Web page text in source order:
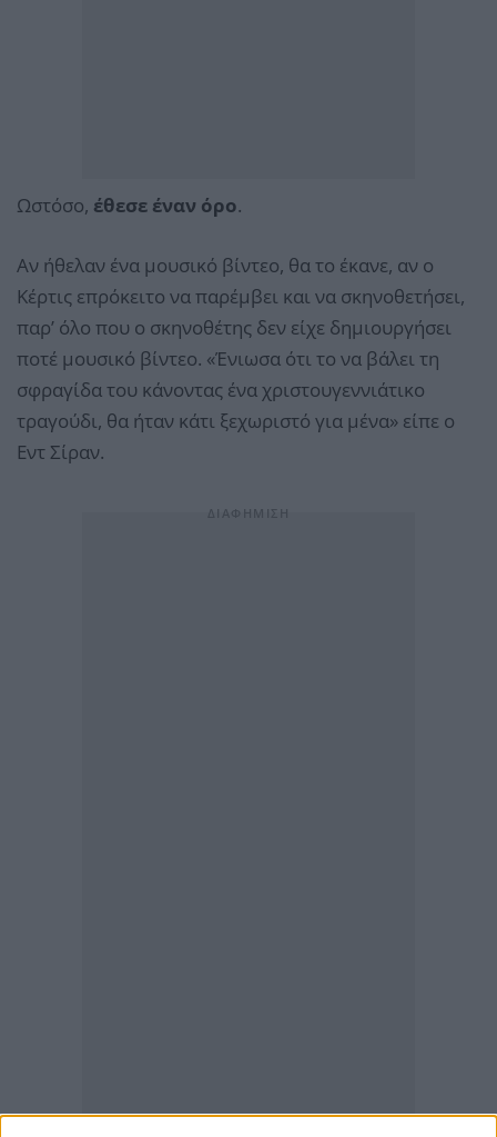
Ωστόσο, έθεσε έναν όρο.
Αν ήθελαν ένα μουσικό βίντεο, θα το έκανε, αν ο
Κέρτις επρόκειτο να παρέμβει και να σκηνοθετήσει,
παρ’ όλο που ο σκηνοθέτης δεν είχε δημιουργήσει
ποτέ μουσικό βίντεο. «Ένιωσα ότι το να βάλει τη
σφραγίδα του κάνοντας ένα χριστουγεννιάτικο
τραγούδι, θα ήταν κάτι ξεχωριστό για μένα» είπε ο
Εντ Σίραν.